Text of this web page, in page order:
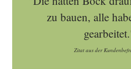
zu bauen, alle
Zitat aus der